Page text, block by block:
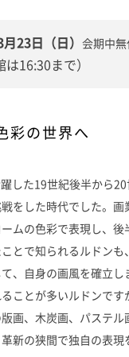
23日（日） 会期中
16:30まで）
彩の世界へ
した19世紀後半から
をした時代でした。画
ムの色彩で表現し、
とで知られるルドン
、自身の画風を確立し
ことが多いルドンです
画、木炭画、パステ
新の狭間で独自の表